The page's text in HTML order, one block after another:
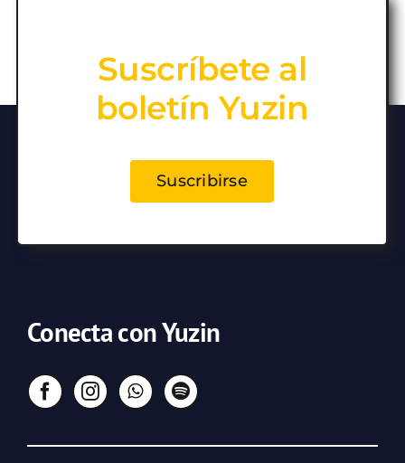
Suscríbete al
boletín Yuzin
Suscribirse
Conecta con Yuzin